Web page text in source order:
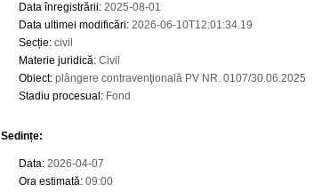
Data înregistrării: 2025-08-01
Data ultimei modificări: 2026-06-10T12:01:34.19
Secție: civil
Materie juridică: Civil
Obiect: plângere contravenţională PV NR. 0107/30.06.2025
Stadiu procesual : Fond
Sedințe:
Data: 2026-04-07
Ora estimată: 09:00